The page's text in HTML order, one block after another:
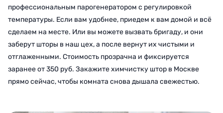
профессиональным парогенератором с регулировкой
температуры. Если вам удобнее, приедем к вам домой и всё
сделаем на месте. Или вы можете вызвать бригаду, и они
заберут шторы в наш цех, а после вернут их чистыми и
отглаженными. Стоимость прозрачна и фиксируется
заранее от 350 руб. Закажите химчистку штор в Москве
прямо сейчас, чтобы комната снова дышала свежестью.